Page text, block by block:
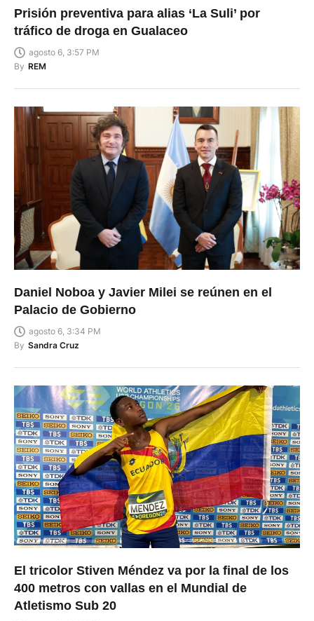
Prisión preventiva para alias ‘La Suli’ por
tráfico de droga en Gualaceo
agosto 6, 3:57 PM
By REM
Daniel Noboa y Javier Milei se reúnen en el
Palacio de Gobierno
agosto 6, 3:34 PM
By Sandra Cruz
El tricolor Stiven Méndez va por la final de los
400 metros con vallas en el Mundial de
Atletismo Sub 20